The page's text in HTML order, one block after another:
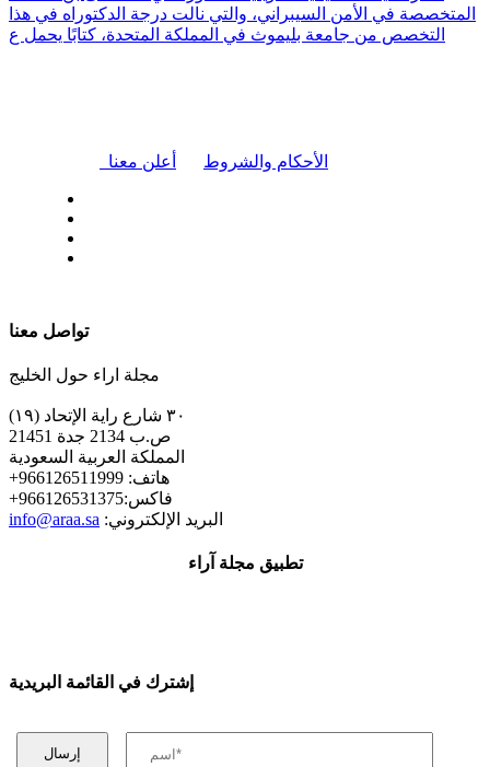
المتخصصة في الأمن السيبراني، والتي نالت درجة الدكتوراه في هذا
التخصص من جامعة بليموث في المملكة المتحدة، كتابًا يحمل ع
أعلن معنا الأحكام والشروط
تواصل معنا
مجلة اراء حول الخليج
٣٠ شارع راية الإتحاد (١٩)
ص.ب 2134 جدة 21451
المملكة العربية السعودية
+هاتف: 966126511999
+فاكس:966126531375
info@araa.sa :البريد الإلكتروني
تطبيق مجلة آراء
إشترك في القائمة البريدية